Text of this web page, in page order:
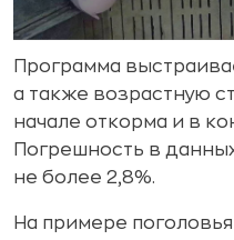
Программа
а также возрастную
начале откорма и в
Погрешность в
не более 2,8%.
На примере